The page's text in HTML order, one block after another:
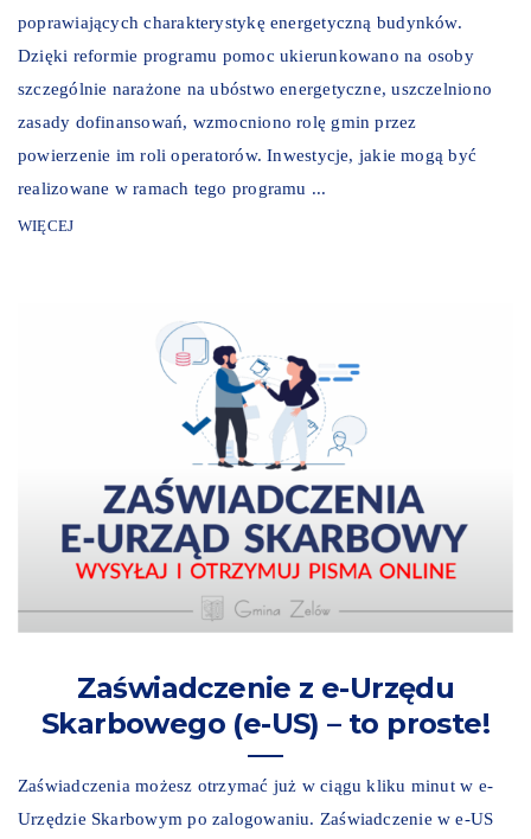
poprawiających charakterystykę energetyczną budynków.
Dzięki reformie programu pomoc ukierunkowano na osoby
szczególnie narażone na ubóstwo energetyczne, uszczelniono
zasady dofinansowań, wzmocniono rolę gmin przez
powierzenie im roli operatorów. Inwestycje, jakie mogą być
realizowane w ramach tego programu ...
WIĘCEJ
Zaświadczenie z e-Urzędu
Skarbowego (e-US) – to proste!
Zaświadczenia możesz otrzymać już w ciągu kliku minut w e-
Urzędzie Skarbowym po zalogowaniu. Zaświadczenie w e-US